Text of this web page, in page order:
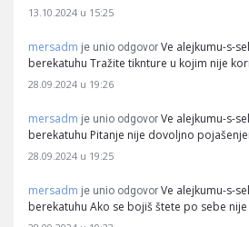
13.10.2024 u 15:25
mersadm je unio odgovor Ve alejkumu-s-
berekatuhu Tražite tiknture u kojim nije
28.09.2024 u 19:26
mersadm je unio odgovor Ve alejkumu-s-
berekatuhu Pitanje nije dovoljno
28.09.2024 u 19:25
mersadm je unio odgovor Ve alejkumu-s-
berekatuhu Ako se bojiš štete po sebe